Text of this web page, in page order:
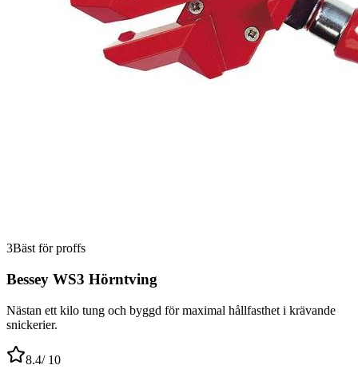
3Bäst för proffs
Bessey WS3 Hörntving
Nästan ett kilo tung och byggd för maximal hållfasthet i krävande
snickerier.
8.4/ 10